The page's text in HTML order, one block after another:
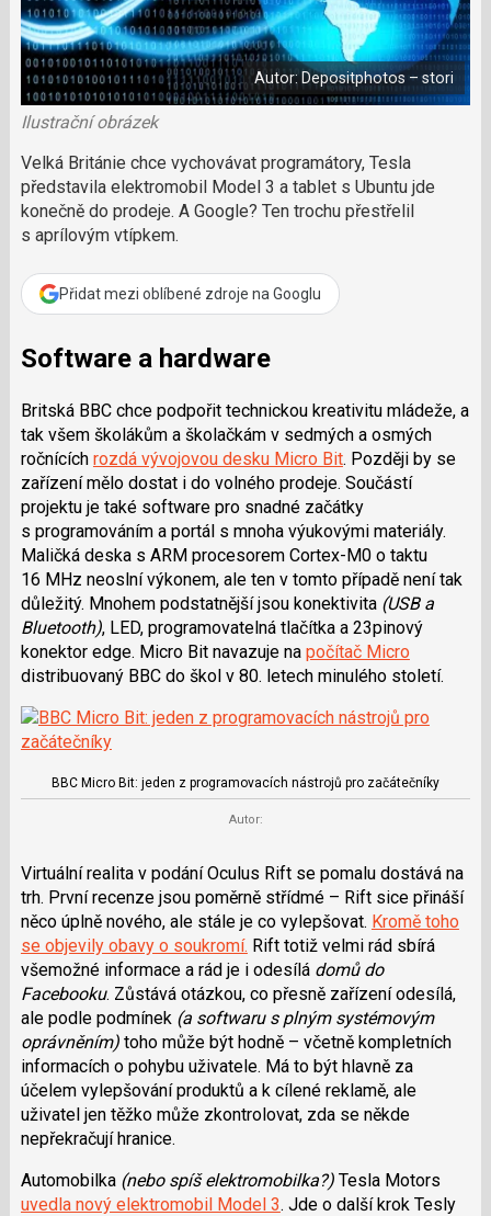
l
n
e
k
P
d
p
k
c
i
c
e
b
o
o
k
í
t
i
X
Autor: Depositphotos – stori
Ilustrační obrázek
Velká Británie chce vychovávat programátory, Tesla
představila elektromobil Model 3 a tablet s Ubuntu jde
konečně do prodeje. A Google? Ten trochu přestřelil
s aprílovým vtípkem.
Přidat mezi oblíbené zdroje na Googlu
Software a hardware
Britská BBC chce podpořit technickou kreativitu mládeže, a
tak všem školákům a školačkám v sedmých a osmých
ročnících rozdá vývojovou desku Micro Bit. Později by se
zařízení mělo dostat i do volného prodeje. Součástí
projektu je také software pro snadné začátky
s programováním a portál s mnoha výukovými materiály.
Maličká deska s ARM procesorem Cortex-M0 o taktu
16 MHz neoslní výkonem, ale ten v tomto případě není tak
důležitý. Mnohem podstatnější jsou konektivita (USB a
Bluetooth), LED, programovatelná tlačítka a 23pinový
konektor edge. Micro Bit navazuje na počítač Micro
distribuovaný BBC do škol v 80. letech minulého století.
BBC Micro Bit: jeden z programovacích nástrojů pro začátečníky
Autor:
Virtuální realita v podání Oculus Rift se pomalu dostává na
trh. První recenze jsou poměrně střídmé – Rift sice přináší
něco úplně nového, ale stále je co vylepšovat. Kromě toho
se objevily obavy o soukromí. Rift totiž velmi rád sbírá
všemožné informace a rád je i odesílá domů do
Facebooku. Zůstává otázkou, co přesně zařízení odesílá,
ale podle podmínek (a softwaru s plným systémovým
oprávněním)toho může být hodně – včetně kompletních
informacích o pohybu uživatele. Má to být hlavně za
účelem vylepšování produktů a k cílené reklamě, ale
uživatel jen těžko může zkontrolovat, zda se někde
nepřekračují hranice.
Automobilka (nebo spíš elektromobilka?)Tesla Motors
uvedla nový elektromobil Model 3. Jde o další krok Tesly